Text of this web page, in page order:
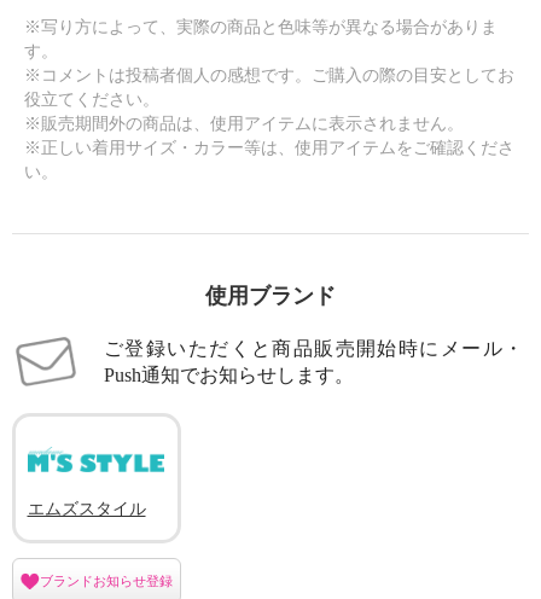
※写り方によって、実際の商品と色味等が異なる場合がありま
す。
※コメントは投稿者個人の感想です。ご購入の際の目安としてお
役立てください。
※販売期間外の商品は、使用アイテムに表示されません。
※正しい着用サイズ・カラー等は、使用アイテムをご確認くださ
い。
使用ブランド
ご登録いただくと商品販売開始時にメール・
Push通知でお知らせします。
エムズスタイル
ブランドお知らせ登録